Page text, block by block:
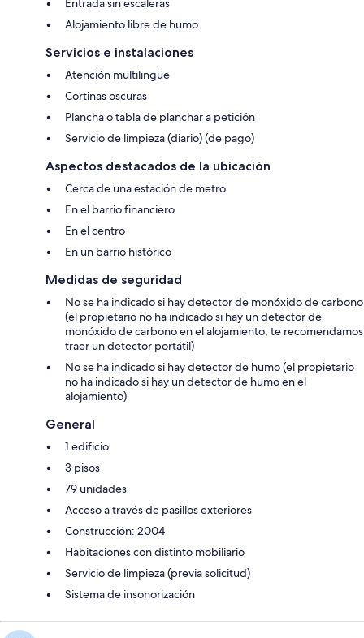
Entrada sin escaleras
Alojamiento libre de humo
Servicios e instalaciones
Atención multilingüe
Cortinas oscuras
Plancha o tabla de planchar a petición
Servicio de limpieza (diario) (de pago)
Aspectos destacados de la ubicación
Cerca de una estación de metro
En el barrio financiero
En el centro
En un barrio histórico
Medidas de seguridad
No se ha indicado si hay detector de monóxido de carbono
(el propietario no ha indicado si hay un detector de
monóxido de carbono en el alojamiento; te recomendamos
traer un detector portátil)
No se ha indicado si hay detector de humo (el propietario
no ha indicado si hay un detector de humo en el
alojamiento)
General
1 edificio
3 pisos
79 unidades
Acceso a través de pasillos exteriores
Construcción: 2004
Habitaciones con distinto mobiliario
Servicio de limpieza (previa solicitud)
Sistema de insonorización